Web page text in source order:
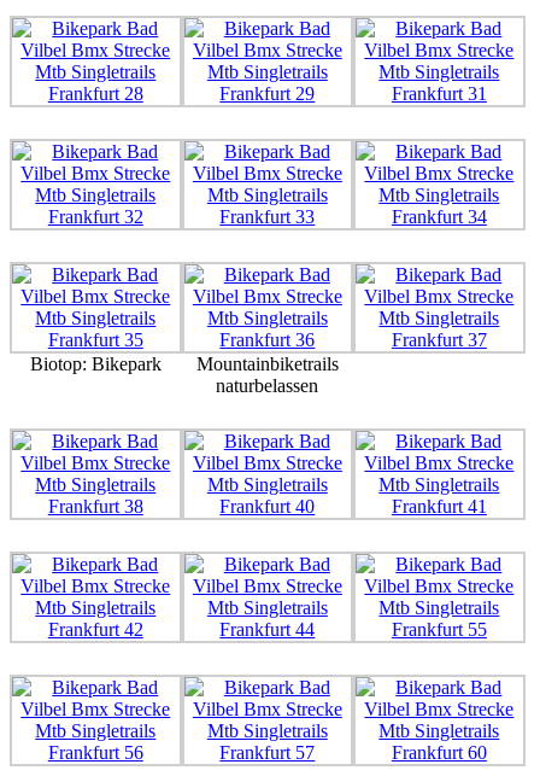
Biotop: Bikepark
Mountainbiketrails
naturbelassen